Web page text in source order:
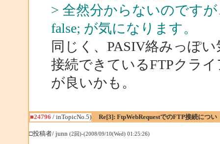
> 全然分からないのですが
false; が気になります。
同じく、PASIV絡みっぽ
接続できているFTPクラ
が良いかも。
■24796 / inTopicNo.5) Re[3]: FtpWebRequestでのFTP接続につい
□投稿者/ junn (2回)-(2008/09/10(Wed) 01:25:26)